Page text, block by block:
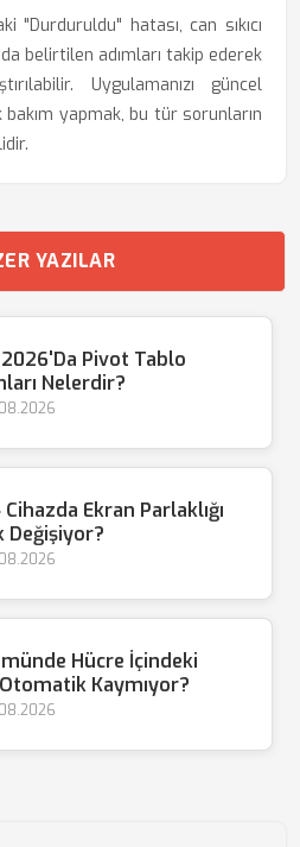
"Durduruldu" hatası, can sıkıcı
belirtilen adımları takip ederek
Uygulamanızı güncel
yapmak, bu tür sorunların
YAZILAR
Pivot Tablo
Nelerdir?
Ekran Parlaklığı
Değişiyor?
Hücre İçindeki
Kaymıyor?